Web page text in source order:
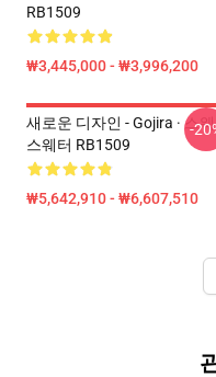
RB1509
₩3,445,000 - ₩3,996,200
새로운 디자인 - Gojira · 스
스웨터 RB1509
₩5,642,910 - ₩6,607,510
-